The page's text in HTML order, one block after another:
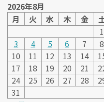
2026年8月
月
火 水 木 金
1
3
4 5 6 7 8
10
11 12 13 14
17
18 19 20 21
24
25 26 27 28
31